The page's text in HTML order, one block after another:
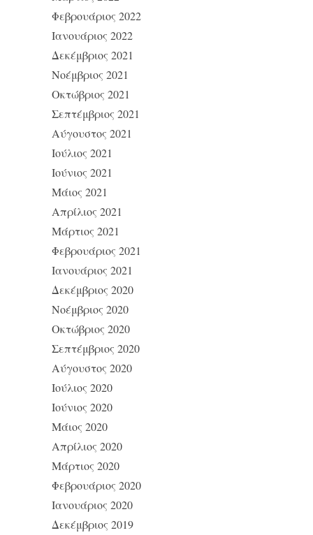
Φεβρουάριος 2022
Ιανουάριος 2022
Δεκέμβριος 2021
Νοέμβριος 2021
Οκτώβριος 2021
Σεπτέμβριος 2021
Αύγουστος 2021
Ιούλιος 2021
Ιούνιος 2021
Μάιος 2021
Απρίλιος 2021
Μάρτιος 2021
Φεβρουάριος 2021
Ιανουάριος 2021
Δεκέμβριος 2020
Νοέμβριος 2020
Οκτώβριος 2020
Σεπτέμβριος 2020
Αύγουστος 2020
Ιούλιος 2020
Ιούνιος 2020
Μάιος 2020
Απρίλιος 2020
Μάρτιος 2020
Φεβρουάριος 2020
Ιανουάριος 2020
Δεκέμβριος 2019